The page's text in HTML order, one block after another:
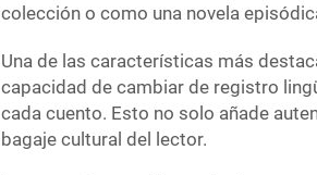
colección o como una novela
Una de las características más
capacidad de cambiar de registro
cada cuento. Esto no solo añade
bagaje cultural del lector.